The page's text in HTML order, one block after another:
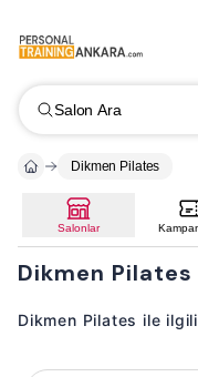
Salon Ara
Dikmen Pilates
Salonlar
Dikmen Pilates
Dikmen Pilates ile